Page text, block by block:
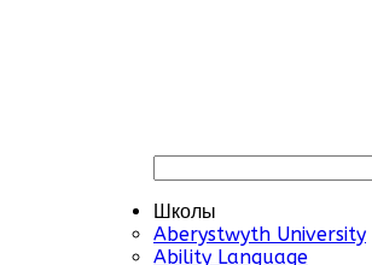
Школы
Aberystwyth University
Ability Language